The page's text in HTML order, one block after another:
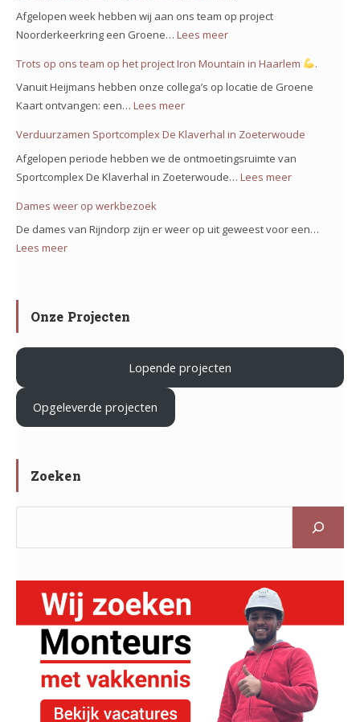
voortgang
bij
de
Bolstoren
Nieuw
Afgelopen week hebben wij aan ons team op project
Noorderkeerkring een Groene… Lees meer:
voor
Noorderkeerkring!
Trots op ons team op het project Iron Mountain in Haarlem
.
Vanuit Heijmans hebben onze collega’s op locatie de Groene
Kaart ontvangen: een… Lees meer:
ons
team
het
.
Verduurzamen Sportcomplex De Klaverhal in Zoeterwoude
Afgelopen periode hebben we de ontmoetingsruimte van
Sportcomplex De Klaverhal in Zoeterwoude… Lees meer:
De
Dames weer op werkbezoek
De dames van Rijndorp zijn er weer op uit geweest voor een…
Lees meer:
op
werkbezoek
Onze Projecten
Lopende projecten
Opgeleverde projecten
Zoeken